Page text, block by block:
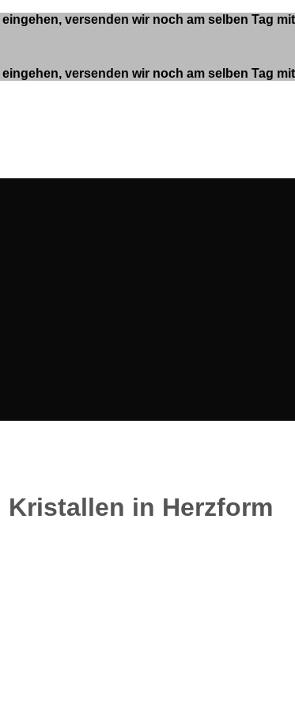
versenden wir noch am selben Tag
versenden wir noch am selben Tag
in Herzform